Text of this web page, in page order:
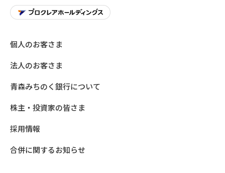
個人のお客さま
法人のお客さま
青森みちのく銀行について
株主・投資家の皆さま
採用情報
合併に関するお知らせ